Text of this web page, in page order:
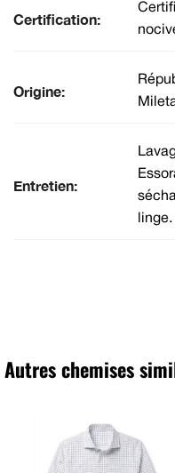
Certification:
Origine:
Entretien:
linge.
Autres chemises